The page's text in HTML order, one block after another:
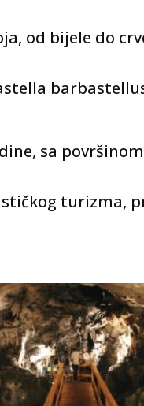
od bijele do
sa
turizma,